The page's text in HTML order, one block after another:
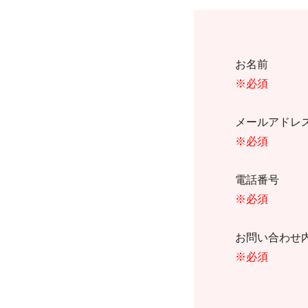
お名前
※必須
メールアドレ
※必須
電話番号
※必須
お問い合わせ
※必須